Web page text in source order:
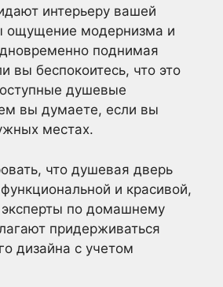
интерьеру вашей
ощущение модернизма и
поднимая
вы беспокоитесь, что это
душевые
вы думаете, если вы
местах.
что душевая дверь
и красивой,
по домашнему
придерживаться
дизайна с учетом